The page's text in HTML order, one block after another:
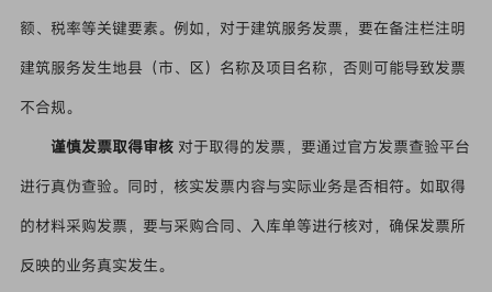
额、税率等关键要素。例如，对于建筑服务发票，要在备注栏注明
建筑服务发生地县（市、区）名称及项目名称，否则可能导致发票
不合规。
谨慎发票取得审核对于取得的发票，要通过官方发票查验平台
进行真伪查验。同时，核实发票内容与实际业务是否相符。如取得
的材料采购发票，要与采购合同、入库单等进行核对，确保发票所
反映的业务真实发生。